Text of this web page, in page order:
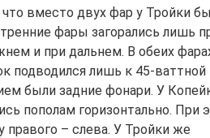
вместо двух фар у Тройки
фары загорались лишь
и при дальнем. В обеих
подводился лишь к 45-ваттной
были задние фонари. У
пополам горизонтально. При
правого – слева. У Тройки же